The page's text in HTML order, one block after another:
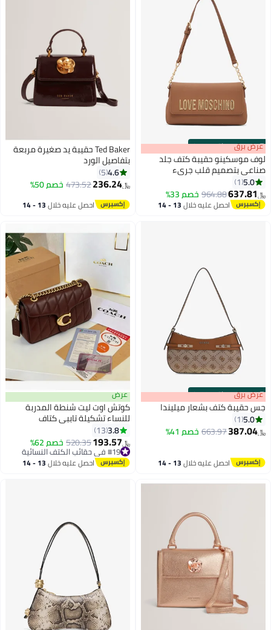
00m:00s
·باقي 100% عرض برق
لوف موسكينو حقيبة كتف جلد
صناعي بتصميم قلب جريء
5.0
1
﷼‏637.81
964.88خصم 33%
احصل عليه خلال 13 - 14
Ted Baker حقيبة يد صغيرة مربعة
بتفاصيل الورد
4.6
5
﷼‏236.24
473.52خصم 50%
احصل عليه خلال 13 - 14
00m:00s
·باقي 100%
2
عرض برق
جس حقيبة كتف بشعار ميليندا
5.0
1
﷼‏387.04
663.97خصم 41%
احصل عليه خلال 13 - 14
12
عرض
كوتش اوت ليت شنطة المدربة
للنساء تشكيلة تاببي كتاف
3.8
13
﷼‏193.57
520.35خصم 62% #19 في حقائب الكتف النسائية
أقل سعر في السنة
#19 في حقائب الكتف النسائية احصل عليه خلال 13 - 14